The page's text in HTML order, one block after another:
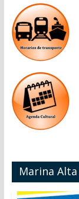
Marina Alta